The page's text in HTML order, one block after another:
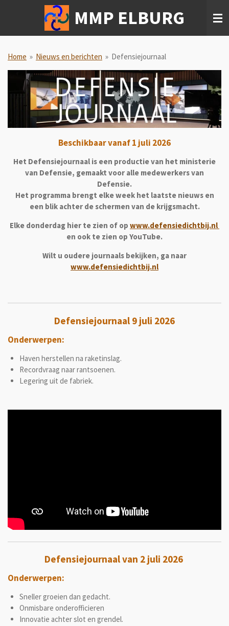
hoofdinhoud
MMP ELBURG
Home » Nieuws en berichten » Defensiejournaal
Beschikbaar vanaf 1 juli 2026
Het Defensiejournaal is een productie van het ministerie
van Defensie, gemaakt voor alle medewerkers van
Defensie.
Het programma brengt elke week het laatste nieuws en
een blik achter de schermen van de krijgsmacht.
Elke donderdag hier te zien of op www.defensiedichtbij.nl
en ook te zien op YouTube.
Wilt u oudere journaals bekijken, ga naar
www.defensiedichtbij.nl
Defensiejournaal 9 juli 2026
Onderwerpen:
Haven herstellen na raketinslag.
Recordvraag naar rantsoenen.
Legering uit de fabriek.
Defensiejournaal van 2 juli 2026
Onderwerpen:
Sneller groeien dan gedacht.
Onmisbare onderofficieren
Innovatie achter slot en grendel.